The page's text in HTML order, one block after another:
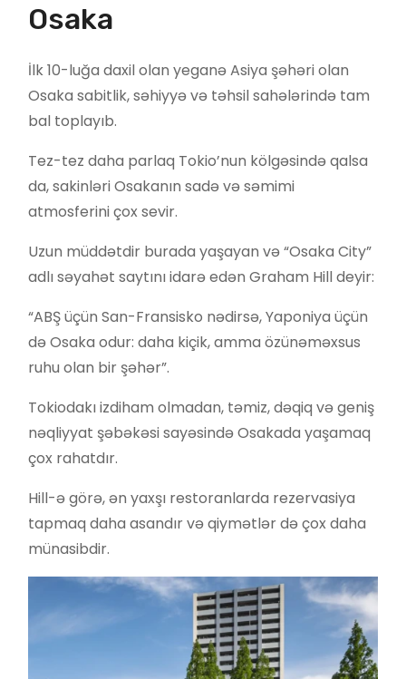
Osaka
İlk 10-luğa daxil olan yeganə Asiya şəhəri olan
Osaka sabitlik, səhiyyə və təhsil sahələrində tam
bal toplayıb.
Tez-tez daha parlaq Tokio’nun kölgəsində qalsa
da, sakinləri Osakanın sadə və səmimi
atmosferini çox sevir.
Uzun müddətdir burada yaşayan və “Osaka City”
adlı səyahət saytını idarə edən Graham Hill deyir:
“ABŞ üçün San-Fransisko nədirsə, Yaponiya üçün
də Osaka odur: daha kiçik, amma özünəməxsus
ruhu olan bir şəhər”.
Tokiodakı izdiham olmadan, təmiz, dəqiq və geniş
nəqliyyat şəbəkəsi sayəsində Osakada yaşamaq
çox rahatdır.
Hill-ə görə, ən yaxşı restoranlarda rezervasiya
tapmaq daha asandır və qiymətlər də çox daha
münasibdir.